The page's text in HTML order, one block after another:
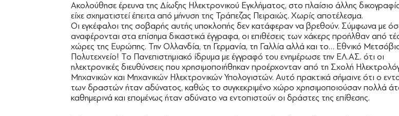
Ακολούθησε έρευνα της ∆ίωξης Ηλεκτρονικού Εγκλήματος, στο πλαίσιο άλλης
είχε σχηματιστεί έπειτα από μήνυση της Τράπεζας Πειραιώς. Χωρίς αποτέλεσμα.
Οι εγκέφαλοι της σοβαρής αυτής υποκλοπής δεν κατάφεραν να βρεθούν. Σύμφωνα με
αναφέρονται στα επίσημα δικαστικά έγγραφα, οι επιθέσεις των χάκερς προήλθαν από
χώρες της Ευρώπης. Την Ολλανδία, τη Γερμανία, τη Γαλλία αλλά και το… Εθνικό
Πολυτεχνείο! Το Πανεπιστημιακό ίδρυμα με έγγραφό του ενημέρωσε την ΕΛ.ΑΣ. ότι οι
ηλεκτρονικές διευθύνσεις που χρησιμοποιήθηκαν προέρχονταν από τη Σχολή
Μηχανικών και Μηχανικών Ηλεκτρονικών Υπολογιστών. Αυτό πρακτικά σήμαινε ότι ο
των δραστών ήταν αδύνατος, καθώς το συγκεκριμένο χώρο χρησιμοποιούσαν πολλά
καθημερινά και επομένως ήταν αδύνατο να εντοπιστούν οι δράστες της επίθεσης.